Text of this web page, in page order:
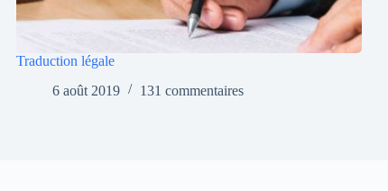
Traduction légale
6 août 2019
131 commentaires